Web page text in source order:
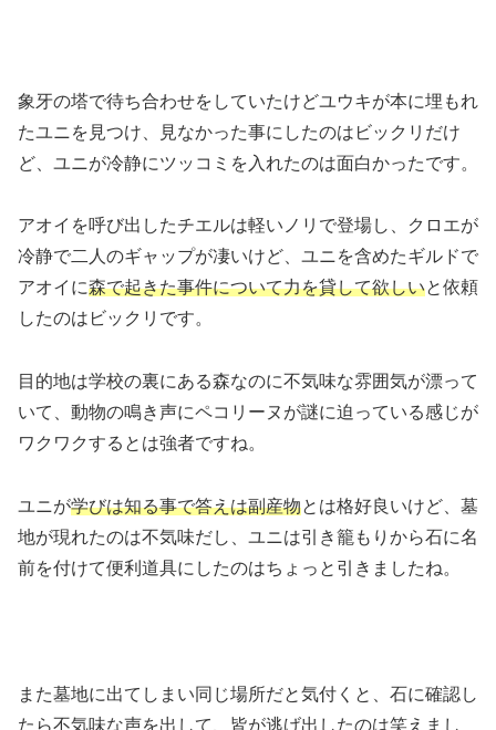
象牙の塔で待ち合わせをしていたけどユウキが本に埋もれ
たユニを見つけ、見なかった事にしたのはビックリだけ
ど、ユニが冷静にツッコミを入れたのは面白かったです。
アオイを呼び出したチエルは軽いノリで登場し、クロエが
冷静で二人のギャップが凄いけど、ユニを含めたギルドで
アオイに森で起きた事件について力を貸して欲しいと依頼
したのはビックリです。
目的地は学校の裏にある森なのに不気味な雰囲気が漂って
いて、動物の鳴き声にペコリーヌが謎に迫っている感じが
ワクワクするとは強者ですね。
ユニが学びは知る事で答えは副産物とは格好良いけど、墓
地が現れたのは不気味だし、ユニは引き籠もりから石に名
前を付けて便利道具にしたのはちょっと引きましたね。
また墓地に出てしまい同じ場所だと気付くと、石に確認し
たら不気味な声を出して、皆が逃げ出したのは笑えまし